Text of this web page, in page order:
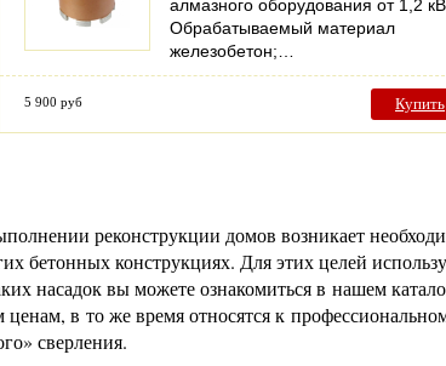
алмазного оборудования от 1,2
Обрабатываемый материал
железобетон;…
5 900 руб Купить
реконструкции домов возникает
бетонных конструкциях. Для этих целей
насадок вы можете ознакомиться в нашем
в то же время относятся к
сверления.